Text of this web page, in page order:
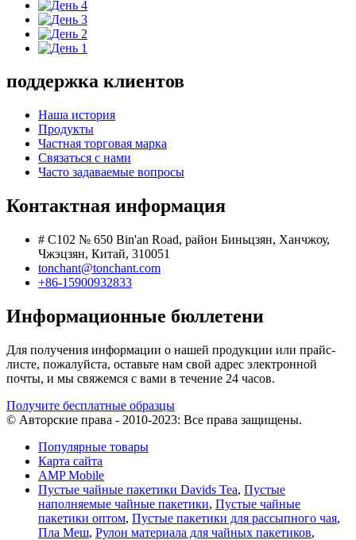
поддержка клиентов
Наша история
Продукты
Частная торговая марка
Связаться с нами
Часто задаваемые вопросы
Контактная информация
# C102 № 650 Bin'an Road, район Биньцзян, Ханчжоу,
Чжэцзян, Китай, 310051
tonchant@tonchant.com
+86-15900932833
Информационные бюллетени
Для получения информации о нашей продукции или прайс-
листе, пожалуйста, оставьте нам свой адрес электронной
почты, и мы свяжемся с вами в течение 24 часов.
Получите бесплатные образцы
© Авторские права - 2010-2023: Все права защищены.
Популярные товары
Карта сайта
AMP Mobile
Пустые чайные пакетики Davids Tea, Пустые
наполняемые чайные пакетики, Пустые чайные
пакетики оптом, Пустые пакетики для рассыпного чая,
Пла Меш, Рулон материала для чайных пакетиков,